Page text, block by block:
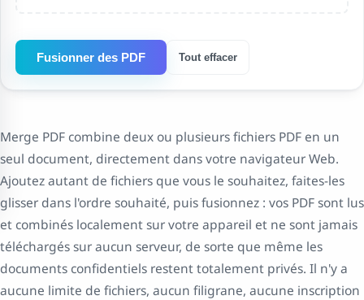
Fusionner des PDF Tout effacer
Merge PDF combine deux ou plusieurs fichiers PDF en un
seul document, directement dans votre navigateur Web.
Ajoutez autant de fichiers que vous le souhaitez, faites-les
glisser dans l'ordre souhaité, puis fusionnez : vos PDF sont lus
et combinés localement sur votre appareil et ne sont jamais
téléchargés sur aucun serveur, de sorte que même les
documents confidentiels restent totalement privés. Il n'y a
aucune limite de fichiers, aucun filigrane, aucune inscription